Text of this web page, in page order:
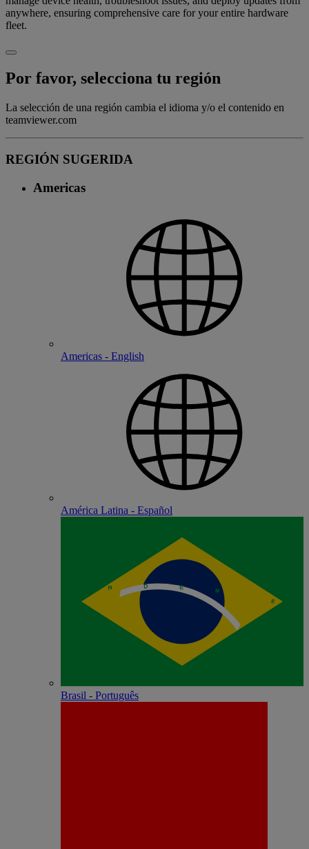
anywhere, ensuring comprehensive care for your entire hardware
fleet.
Por favor, selecciona tu región
La selección de una región cambia el idioma y/o el contenido en
teamviewer.com
REGIÓN SUGERIDA
Americas
Americas - English
América Latina - Español
Brasil - Português